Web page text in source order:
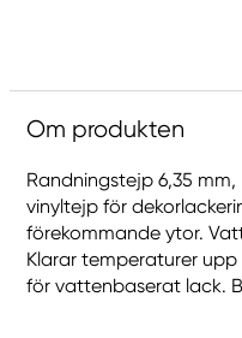
Om produkten
Randningstejp 6,35
vinyltejp för
förekommande ytor.
Klarar temperaturer upp
för vattenbaserat lack.